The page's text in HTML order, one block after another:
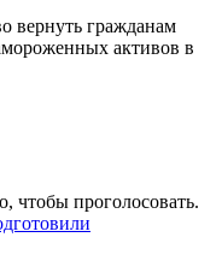
вернуть гражданам
активов в
чтобы проголосовать.